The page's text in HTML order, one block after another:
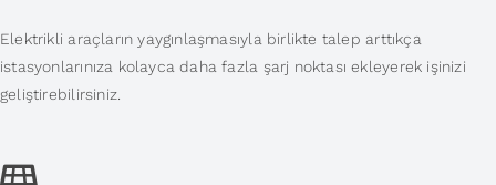
Elektrikli araçların yaygınlaşmasıyla birlikte talep arttıkça
istasyonlarınıza kolayca daha fazla şarj noktası ekleyerek işinizi
geliştirebilirsiniz.